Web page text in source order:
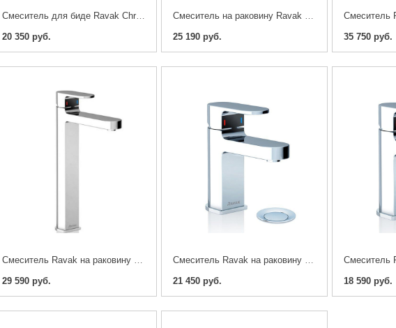
Смеситель для биде Ravak Chrome с донным клапаном
20 350 руб.
Смеситель на раковину Ravak с гигиеническим душем Chrome
25 190 руб.
35 750 руб.
29 590 руб.
21 450 руб.
18 590 руб.